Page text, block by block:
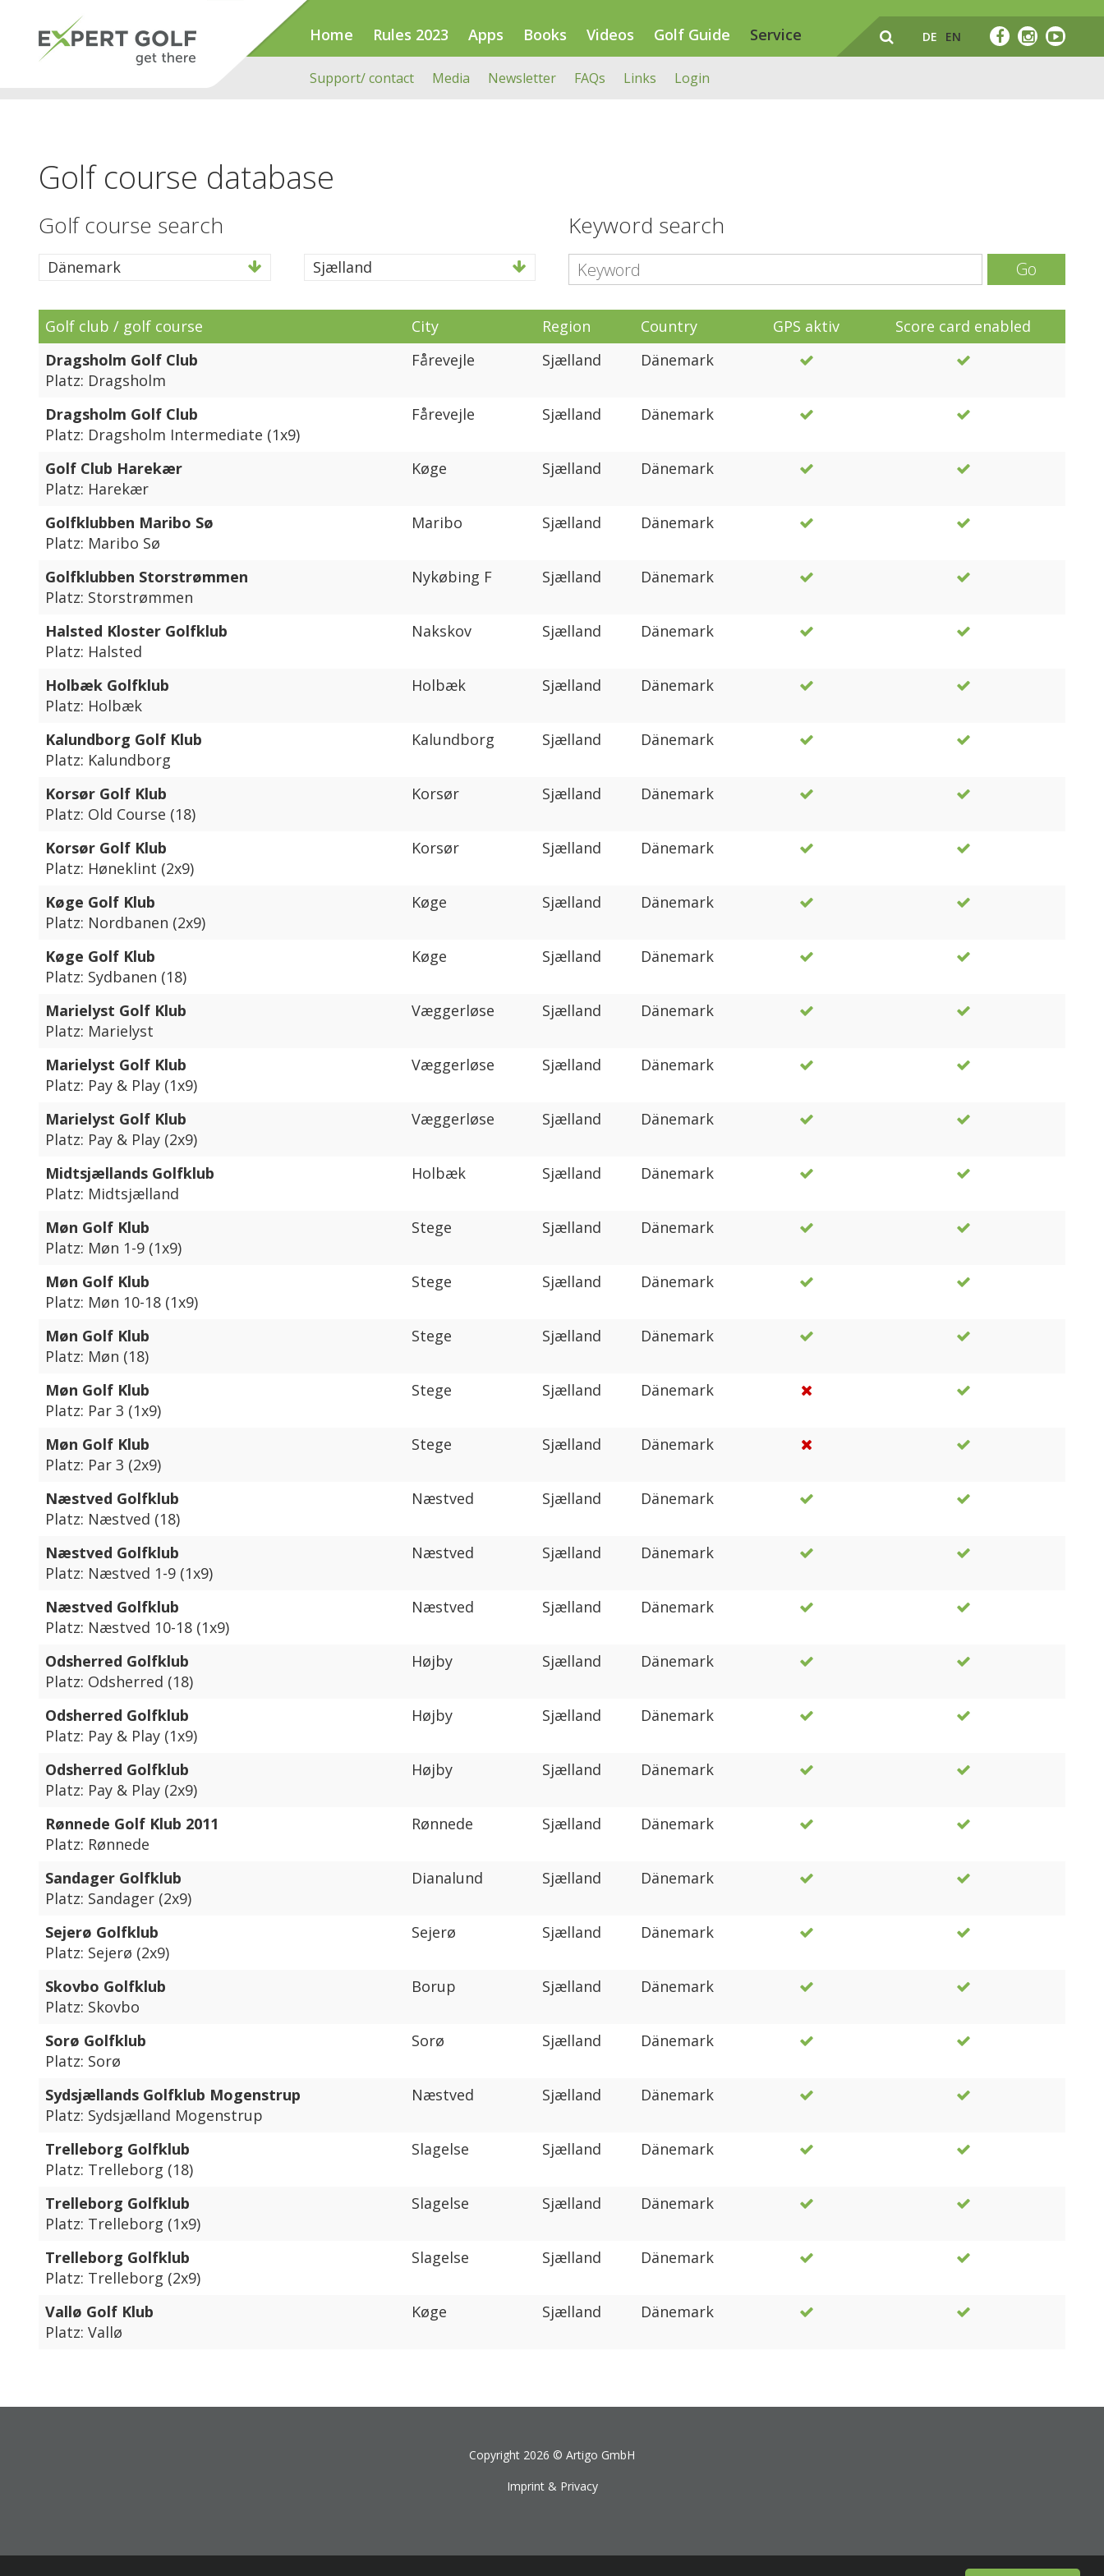
Home Rules 2023 Apps Books Videos Golf Guide Service
Support/ contact Media Newsletter FAQs Links Login
DE EN
Golf course database
Golf course search
Dänemark Sjælland
Keyword search
Go
Golf club / golf course City Region Country GPS aktiv
Score card enabled
Dragsholm Golf Club
Platz: Dragsholm
Fårevejle Sjælland Dänemark
Dragsholm Golf Club
Platz: Dragsholm Intermediate (1x9)
Fårevejle Sjælland Dänemark
Golf Club Harekær
Platz: Harekær
Køge Sjælland Dänemark
Golfklubben Maribo Sø
Platz: Maribo Sø
Maribo Sjælland Dänemark
Golfklubben Storstrømmen
Platz: Storstrømmen
Nykøbing F Sjælland Dänemark
Halsted Kloster Golfklub
Platz: Halsted
Nakskov Sjælland Dänemark
Holbæk Golfklub
Platz: Holbæk
Holbæk Sjælland Dänemark
Kalundborg Golf Klub
Platz: Kalundborg
Kalundborg Sjælland Dänemark
Korsør Golf Klub
Platz: Old Course (18)
Korsør Sjælland Dänemark
Korsør Golf Klub
Platz: Høneklint (2x9)
Korsør Sjælland Dänemark
Køge Golf Klub
Platz: Nordbanen (2x9)
Køge Sjælland Dänemark
Køge Golf Klub
Platz: Sydbanen (18)
Køge Sjælland Dänemark
Marielyst Golf Klub
Platz: Marielyst
Væggerløse Sjælland Dänemark
Marielyst Golf Klub
Platz: Pay & Play (1x9)
Væggerløse Sjælland Dänemark
Marielyst Golf Klub
Platz: Pay & Play (2x9)
Væggerløse Sjælland Dänemark
Midtsjællands Golfklub
Platz: Midtsjælland
Holbæk Sjælland Dänemark
Møn Golf Klub
Platz: Møn 1-9 (1x9)
Stege Sjælland Dänemark
Møn Golf Klub
Platz: Møn 10-18 (1x9)
Stege Sjælland Dänemark
Møn Golf Klub
Platz: Møn (18)
Stege Sjælland Dänemark
Møn Golf Klub
Platz: Par 3 (1x9)
Stege Sjælland Dänemark
Møn Golf Klub
Platz: Par 3 (2x9)
Stege Sjælland Dänemark
Næstved Golfklub
Platz: Næstved (18)
Næstved Sjælland Dänemark
Næstved Golfklub
Platz: Næstved 1-9 (1x9)
Næstved Sjælland Dänemark
Næstved Golfklub
Platz: Næstved 10-18 (1x9)
Næstved Sjælland Dänemark
Odsherred Golfklub
Platz: Odsherred (18)
Højby Sjælland Dänemark
Odsherred Golfklub
Platz: Pay & Play (1x9)
Højby Sjælland Dänemark
Odsherred Golfklub
Platz: Pay & Play (2x9)
Højby Sjælland Dänemark
Rønnede Golf Klub 2011
Platz: Rønnede
Rønnede Sjælland Dänemark
Sandager Golfklub
Platz: Sandager (2x9)
Dianalund Sjælland Dänemark
Sejerø Golfklub
Platz: Sejerø (2x9)
Sejerø Sjælland Dänemark
Skovbo Golfklub
Platz: Skovbo
Borup Sjælland Dänemark
Sorø Golfklub
Platz: Sorø
Sorø Sjælland Dänemark
Sydsjællands Golfklub Mogenstrup
Platz: Sydsjælland Mogenstrup
Næstved Sjælland Dänemark
Trelleborg Golfklub
Platz: Trelleborg (18)
Slagelse Sjælland Dänemark
Trelleborg Golfklub
Platz: Trelleborg (1x9)
Slagelse Sjælland Dänemark
Trelleborg Golfklub
Platz: Trelleborg (2x9)
Slagelse Sjælland Dänemark
Vallø Golf Klub
Platz: Vallø
Køge Sjælland Dänemark
Copyright 2026 © Artigo GmbH
Imprint & Privacy